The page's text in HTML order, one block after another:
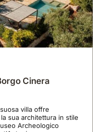
Cinera
villa offre
sua architettura in stile
Archeologico